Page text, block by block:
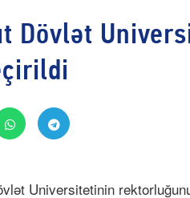
Dövlət